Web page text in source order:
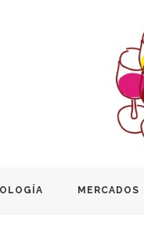
MERCADOS